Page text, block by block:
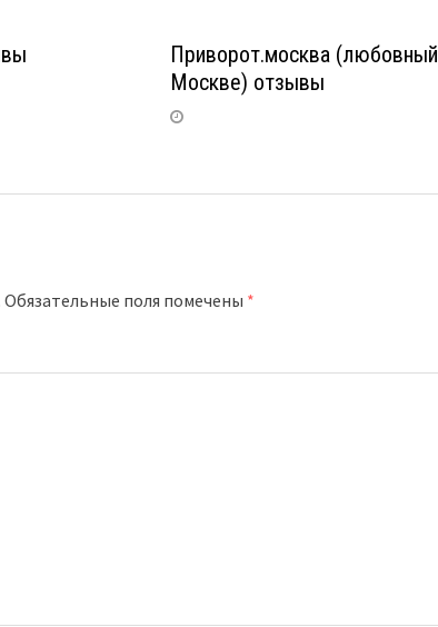
Приворот.москва
Москве) отзывы
Обязательные поля помечены *